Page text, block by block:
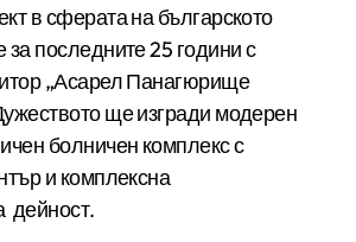
в сферата на българското
за последните 25 години с
„Асарел Панагюрище
ще изгради модерен
болничен комплекс с
и комплексна
дейност.